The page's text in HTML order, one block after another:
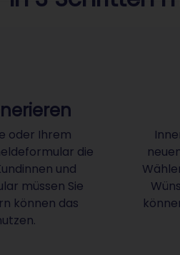
oder Ihrem
die
und
müssen Sie
können das